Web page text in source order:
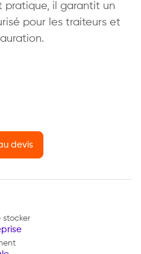
pratique, il garantit un
pour les traiteurs et
devis
stocker